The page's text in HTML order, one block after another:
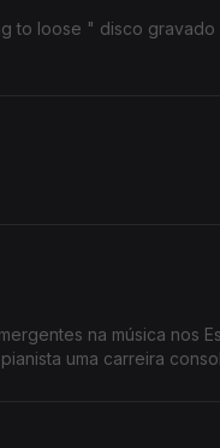
to loose " disco
na música nos
uma carreira